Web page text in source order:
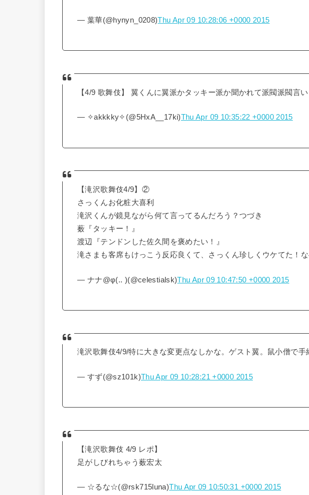
— 葉華(@hynyn_0208)Thu Apr 09 10:28:06 +0000 2015
【4/9 歌舞伎】 翼くんに翼派かタッキー派か聞かれて派閥派閥言
— ✧akkkky✧(@5HxA__17ki)Thu Apr 09 10:35:22 +0000 2015
【滝沢歌舞伎4/9】②
さっくんお化粧大喜利
滝沢くんが鏡見ながら何て言ってるんだろう？つづき
薮『タッキー！』
渡辺『テンドンした佐久間を褒めたい！』
滝さまも客席もけっこう反応良くて、さっくん珍しくウケてた！
— ナナ@φ(.. )(@celestialsk)Thu Apr 09 10:47:50 +0000 2015
滝沢歌舞伎4/9/特に大きな変更点なしかな。ゲスト翼。鼠小僧で手
— すず(@sz101k)Thu Apr 09 10:28:21 +0000 2015
【滝沢歌舞伎 4/9 レポ】
足がしびれちゃう薮宏太
— ☆るな☆(@rsk715luna)Thu Apr 09 10:50:31 +0000 2015